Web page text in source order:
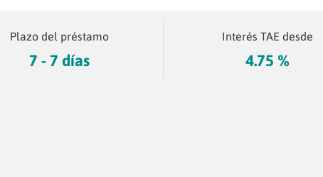
Plazo del préstamo
7 - 7 días
Interés TAE desde
4.75 %